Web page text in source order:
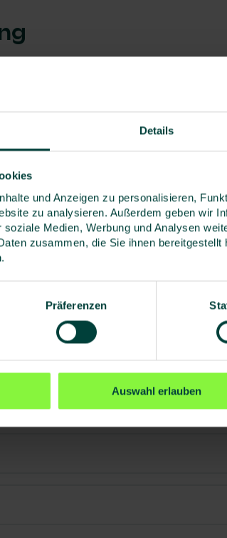
Details
und Anzeigen zu personalisieren,
zu analysieren. Außerdem geben wir
Medien, Werbung und Analysen
zusammen, die Sie ihnen
Präferenzen
Auswahl erlauben
speziell für Ihr Unternehmen auch
Fachleute entwickeln ein
auf die Erfordernisse Ihres
ist. Sprechen Sie uns an!
und Umweltschutz bei der Arbeit
im Bereich Managementsysteme
bewertet.